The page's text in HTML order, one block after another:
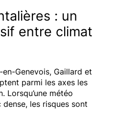
: un
entre climat
Genevois, Gaillard et
parmi les axes les
Lorsqu’une météo
les risques sont